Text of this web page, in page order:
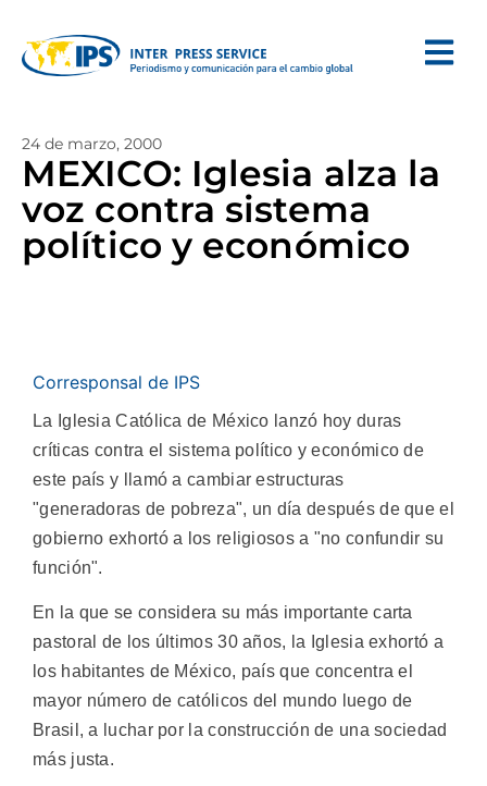
24 de marzo, 2000
MEXICO: Iglesia alza la
voz contra sistema
político y económico
Corresponsal de IPS
La Iglesia Católica de México lanzó hoy duras
críticas contra el sistema político y económico de
este país y llamó a cambiar estructuras
"generadoras de pobreza", un día después de que el
gobierno exhortó a los religiosos a "no confundir su
función".
En la que se considera su más importante carta
pastoral de los últimos 30 años, la Iglesia exhortó a
los habitantes de México, país que concentra el
mayor número de católicos del mundo luego de
Brasil, a luchar por la construcción de una sociedad
más justa.